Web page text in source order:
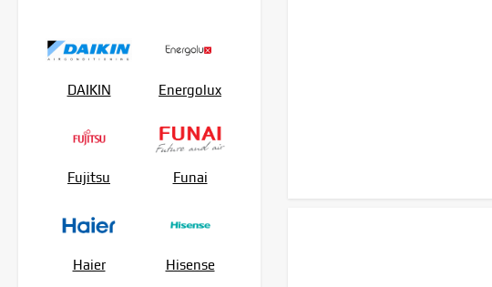
Haier AS20HPL2HRA
07HW4RLRCA00
DAIKIN Energolux
Fujitsu Funai
Haier Hisense